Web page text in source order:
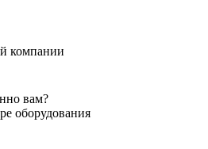
компании
вам?
оборудования